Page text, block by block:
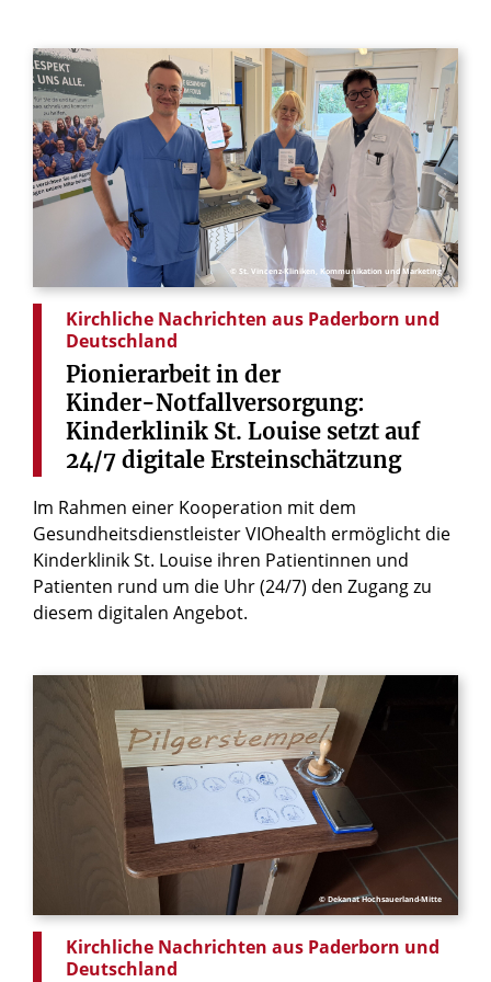
© St. Vincenz-Kliniken, Kommunikation und Marketing
Kirchliche Nachrichten aus Paderborn und
Deutschland
Pionierarbeit in der
Kinder-Notfallversorgung:
Kinderklinik St. Louise setzt auf
24/7 digitale Ersteinschätzung
Im Rahmen einer Kooperation mit dem
Gesundheitsdienstleister VIOhealth ermöglicht die
Kinderklinik St. Louise ihren Patientinnen und
Patienten rund um die Uhr (24/7) den Zugang zu
diesem digitalen Angebot.
© Dekanat Hochsauerland-Mitte
Kirchliche Nachrichten aus Paderborn und
Deutschland